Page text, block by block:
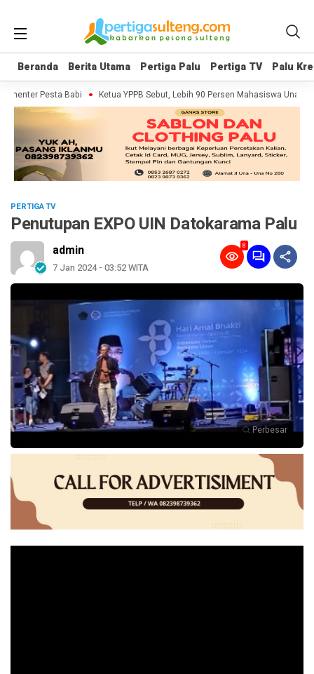
Beranda Berita Utama Pertiga Palu Pertiga TV Palu
Beranda Berita Utama Pertiga Palu Pertiga TV Palu
Pesta Babi Ketua YPPB Sebut, Lebih 90 Persen Mahasiswa
PERTIGA TV
Penutupan EXPO UIN Datokarama Palu
admin
7 Jan 2024 - 03:52 WITA
8
Perbesar